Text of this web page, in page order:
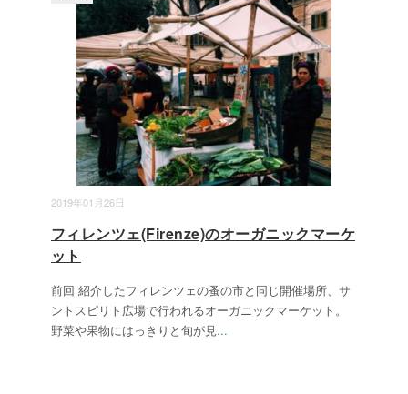
2019年01月26日
フィレンツェ(Firenze)のオーガニックマーケ
ット
前回 紹介したフィレンツェの蚤の市と同じ開催場所、サ
ントスピリト広場で行われるオーガニックマーケット。
野菜や果物にはっきりと旬が見...